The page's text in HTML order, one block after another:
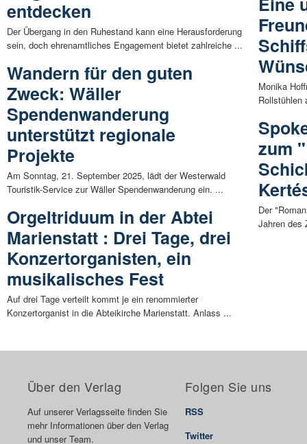
entdecken
Der Übergang in den Ruhestand kann eine Herausforderung
sein, doch ehrenamtliches Engagement bietet zahlreiche ...
Wandern für den guten
Zweck: Wäller
Spendenwanderung
unterstützt regionale
Projekte
Am Sonntag, 21. September 2025, lädt der Westerwald
Touristik-Service zur Wäller Spendenwanderung ein. ...
Orgeltriduum in der Abtei
Marienstatt : Drei Tage, drei
Konzertorganisten, ein
musikalisches Fest
Auf drei Tage verteilt kommt je ein renommierter
Konzertorganist in die Abteikirche Marienstatt. Anlass ...
Monika
Rollstühlen
zum
Der
Jahren des
Über den Verlag
Auf unserer Verlagsseite finden Sie
mehr Informationen über den Verlag
und unser Team.
Folgen Sie uns
RSS
Twitter